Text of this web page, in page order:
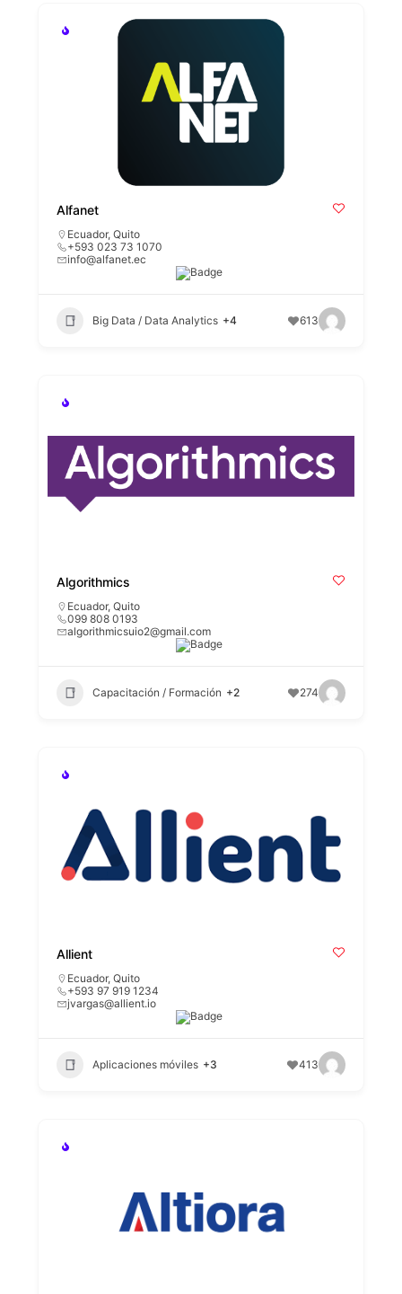
Alfanet
Ecuador,Quito
+593 023 73 1070
info@alfanet.ec
Big Data / Data Analytics +4 613
Algorithmics
Ecuador,Quito
099 808 0193
algorithmicsuio2@gmail.com
Capacitación / Formación +2 274
Allient
Ecuador,Quito
+593 97 919 1234
jvargas@allient.io
Aplicaciones móviles +3 413